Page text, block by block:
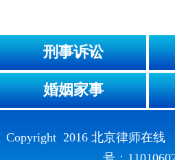
刑事诉讼
婚姻家事
Copyright 2016 北京律师在